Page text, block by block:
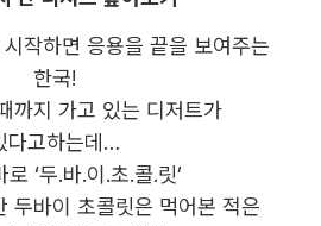
작하면 응용을 끝을 보여주는
한국!
까지 가고 있는 디저트가
다고하는데…
‘두.바.이.초.콜.릿’
두바이 초콜릿은 먹어본 적은